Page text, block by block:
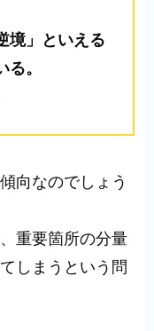
境」といえる
。
向なのでしょう
重要箇所の分量
しまうという問